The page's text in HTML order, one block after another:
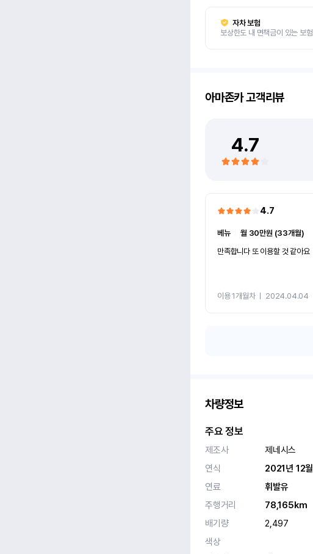
자차 보험
보상한도 내 면책금이 있는 보험
아마존카고객리뷰
4.7
4.7
베뉴ㅣ월 30만원 (33개월)
만족합니다 또 이용할 것 같아요
이용 1개월차ㅣ 2024.04.04
차량정보
주요 정보
제조사
제네시스
연식
2021년 12월
연료
휘발유
주행거리
78,165km
배기량
2,497
색상